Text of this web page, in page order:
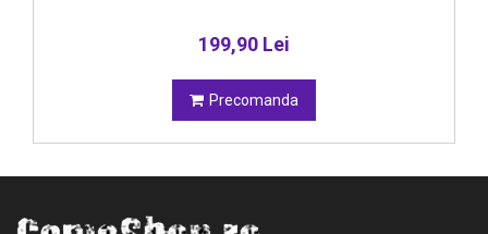
199,90 Lei
Precomanda